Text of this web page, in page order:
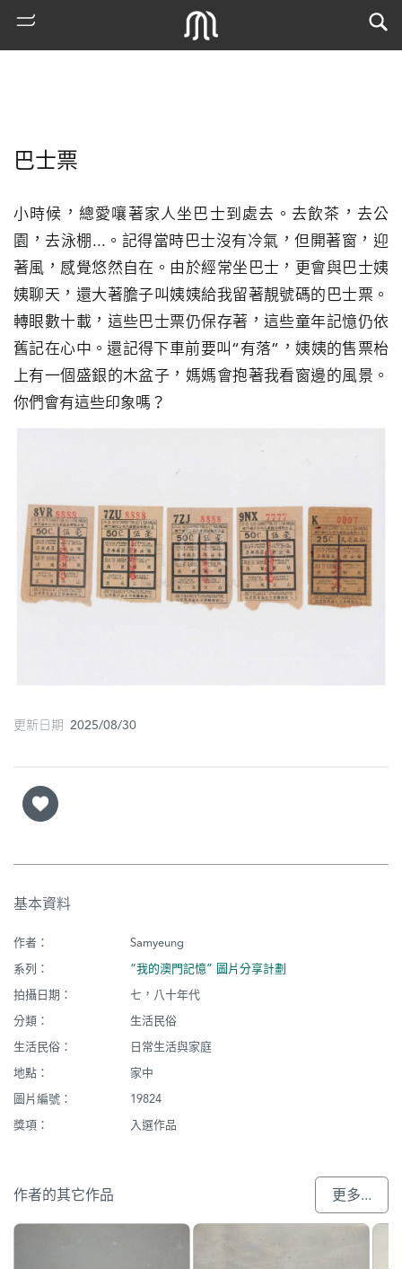
搜
古
地
街
巴士票
小時候，總愛嚷著家人坐巴士到處去。去飲茶，去公
園，去泳棚...。記得當時巴士沒有冷氣，但開著窗，迎
著風，感覺悠然自在。由於經常坐巴士，更會與巴士姨
姨聊天，還大著膽子叫姨姨給我留著靚號碼的巴士票。
轉眼數十載，這些巴士票仍保存著，這些童年記憶仍依
舊記在心中。還記得下車前要叫“有落”，姨姨的售票枱
上有一個盛銀的木盆子，媽媽會抱著我看窗邊的風景。
你們會有這些印象嗎？
更新日期 2025/08/30
基本資料
作者：
Samyeung
系列：
“我的澳門記憶” 圖片分享計劃
拍攝日期：
七，八十年代
分類：
生活民俗
生活民俗：
日常生活與家庭
地點：
家中
圖片編號：
19824
獎項：
入選作品
作者的其它作品 更多...